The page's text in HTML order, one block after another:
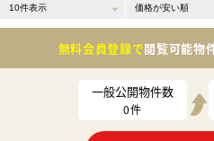
無料会員登録で閲覧可能物
一般公開物件数
0件